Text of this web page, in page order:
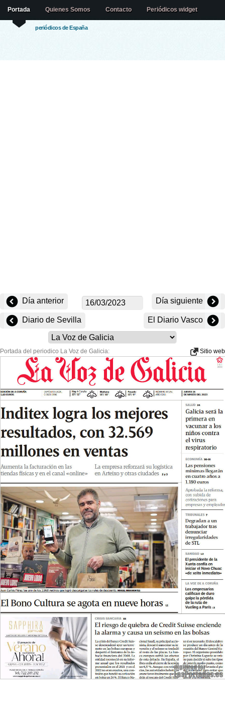
periódicos de España
Portada Quienes Somos Contacto Periódicos widget
Día anterior Día siguiente
Diario de Sevilla El Diario Vasco
Portada del periodico La Voz de Galicia: Sitio web